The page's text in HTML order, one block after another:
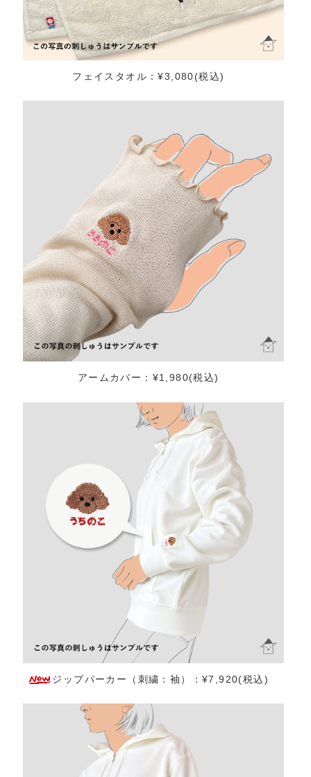
フェイスタオル：¥3,080(税込)
アームカバー：¥1,980(税込)
ジップパーカー（刺繍：袖）：¥7,920(税込)